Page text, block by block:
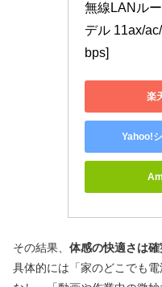
無線LANル
デル 11ax/
bps]
楽
Yahoo!
その結果、 体感の快適さは
具体的には「家のどこでも